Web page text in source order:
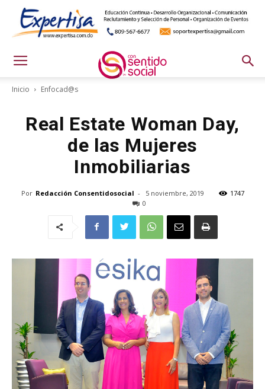
Inicio Enfocad@s
Real Estate Woman Day,
de las Mujeres
Inmobiliarias
Por Redacción Consentidosocial - 5 noviembre, 2019
1747
0